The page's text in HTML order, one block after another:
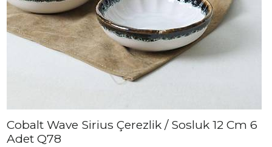
Cobalt Wave Sirius Çerezlik / Sosluk 12 Cm 6
Adet Q78